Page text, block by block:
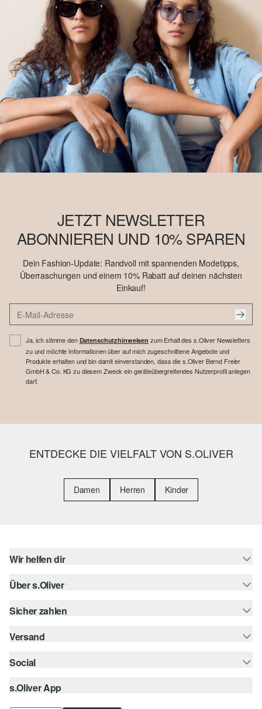
JETZT NEWSLETTER
ABONNIEREN UND 10% SPAREN
Dein Fashion-Update: Randvoll mit spannenden Modetipps,
Überraschungen und einem 10% Rabatt auf deinen nächsten
Einkauf!
Ja, ich stimme den Datenschutzhinweisen zum Erhalt des s.Oliver Newsletters
zu und möchte Informationen über auf mich zugeschnittene Angebote und
Produkte erhalten und bin damit einverstanden, dass die s.Oliver Bernd Freier
GmbH & Co. KG zu diesem Zweck ein geräteübergreifendes Nutzerprofil anlegen
darf.
ENTDECKE DIE VIELFALT VON S.OLIVER
Damen Herren Kinder
Wir helfen dir
Hilfe & FAQ
Größenberatung
Über s.Oliver
Newsletter
s.Oliver Card
Wunschliste
Sicher zahlen
Rechnung
Kreditkarte
Versand
Sendungsverfolgung
SwissPost
Social
instagram
s.Oliver App